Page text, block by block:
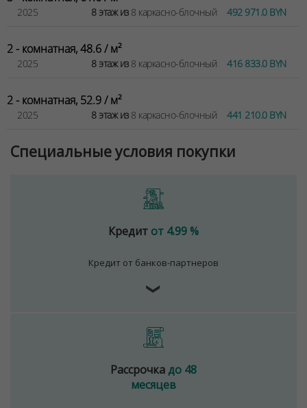
2025 8 этаж из8 каркасно-блочный 492 971.0 BYN
2 - комнатная, 48.6 / м²
2025 8 этаж из8 каркасно-блочный 416 833.0 BYN
2 - комнатная, 52.9 / м²
2025 8 этаж из8 каркасно-блочный 441 210.0 BYN
Специальные условия покупки
Кредит от 4.99 %
Кредит от банков-партнеров
❯
Рассрочкадо 48
месяцев